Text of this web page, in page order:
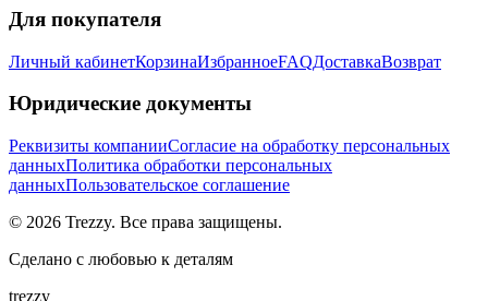
Для покупателя
Личный кабинетКорзинаИзбранноеFAQДоставкаВозврат
Юридические документы
Реквизиты компанииСогласие на обработку персональных
данныхПолитика обработки персональных
данныхПользовательское соглашение
© 2026 Trezzy. Все права защищены.
Сделано с любовью к деталям
trezzy